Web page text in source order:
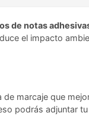
de notas
el impacto
marcaje que
podrás adjuntar